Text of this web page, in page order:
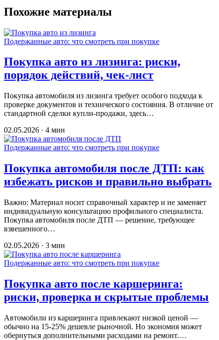
Похожие материалы
Подержанные авто: что смотреть при покупке
Покупка авто из лизинга: риски,
порядок действий, чек-лист
Покупка автомобиля из лизинга требует особого подхода к
проверке документов и технического состояния. В отличие от
стандартной сделки купли-продажи, здесь…
02.05.2026 · 4 мин
Подержанные авто: что смотреть при покупке
Покупка автомобиля после ДТП: как
избежать рисков и правильно выбрать
Важно: Материал носит справочный характер и не заменяет
индивидуальную консультацию профильного специалиста.
Покупка автомобиля после ДТП — решение, требующее
взвешенного…
02.05.2026 · 3 мин
Подержанные авто: что смотреть при покупке
Покупка авто после каршеринга:
риски, проверка и скрытые проблемы
Автомобили из каршеринга привлекают низкой ценой —
обычно на 15-25% дешевле рыночной. Но экономия может
обернуться дополнительными расходами на ремонт.…